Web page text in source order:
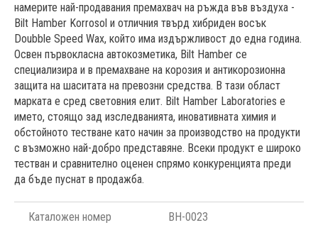
намерите най-продавания премахвач на ръжда във въздуха -
Bilt Hamber Korrosol и отличния твърд хибриден восък
Doubble Speed Wax, който има издържливост до една година.
Освен първокласна автокозметика, Bilt Hamber се
специализира и в премахване на корозия и антикорозионна
защита на шаситата на превозни средства. В тази област
марката е сред световния елит. Bilt Hamber Laboratories е
името, стоящо зад изследванията, иновативната химия и
обстойното тестване като начин за производство на продукти
с възможно най-добро представяне. Всеки продукт е широко
тестван и сравнително оценен спрямо конкуренцията преди
да бъде пуснат в продажба.
Каталожен номер BH-0023